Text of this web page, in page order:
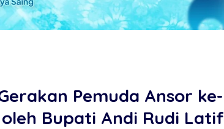
Pemuda Ansor ke-
Bupati Andi Rudi Latif